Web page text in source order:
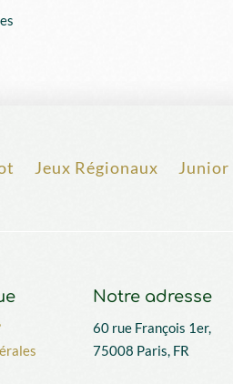
Jeux Régionaux Junior
Notre adresse
60 rue François 1er,
75008 Paris, FR